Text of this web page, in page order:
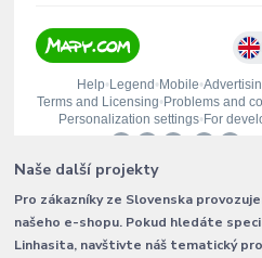
Naše další projekty
Pro zákazníky ze Slovenska
našeho e-shopu. Pokud hledáte
Linhasita, navštivte náš tematický